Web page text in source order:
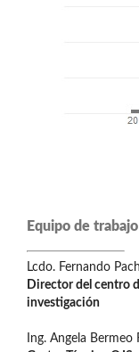
Equipo de trabajo
Lcdo. Fernando
Director del centro
investigación
Ing. Angela Bermeo